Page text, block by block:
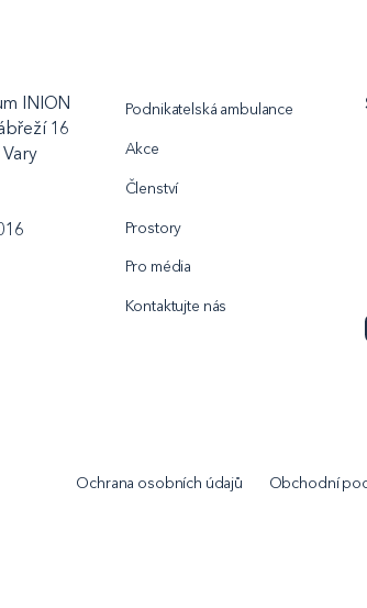
INION
16
Podnikatelská ambulance
Akce
Členství
Prostory
Pro média
Kontaktujte nás
Ochrana osobních údajů Obchodní